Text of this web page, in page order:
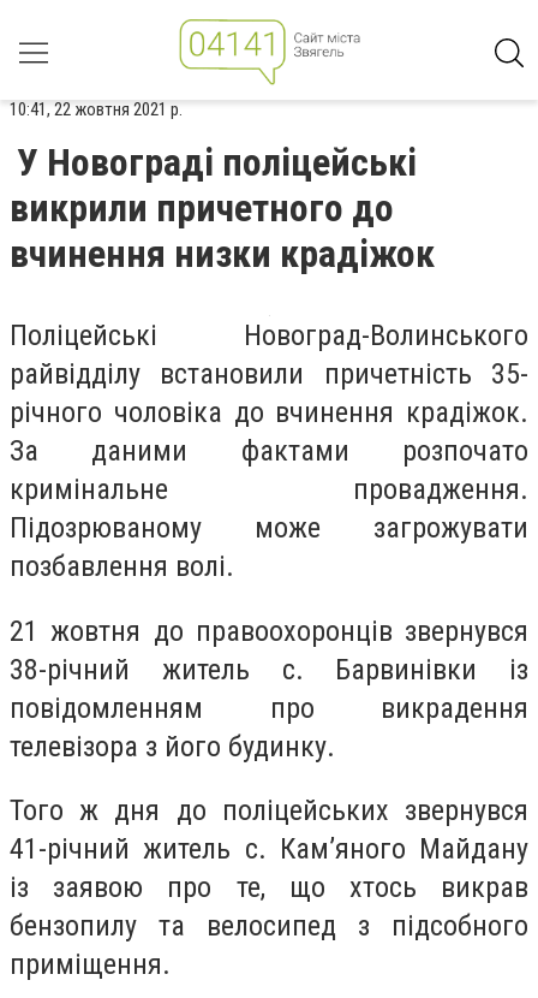
10:41, 22 жовтня 2021 р.
У Новограді поліцейські
викрили причетного до
вчинення низки крадіжок
Поліцейські Новоград-Волинського
райвідділу встановили причетність 35-
річного чоловіка до вчинення крадіжок.
За даними фактами розпочато
кримінальне провадження.
Підозрюваному може загрожувати
позбавлення волі.
21 жовтня до правоохоронців звернувся
38-річний житель с. Барвинівки із
повідомленням про викрадення
телевізора з його будинку.
Того ж дня до поліцейських звернувся
41-річний житель с. Кам’яного Майдану
із заявою про те, що хтось викрав
бензопилу та велосипед з підсобного
приміщення.